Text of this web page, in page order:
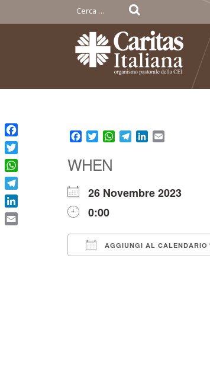
Skip
to
content
Ricerca
per:
Facebook
TwitterWhatsApp
TelegramLinkedIn
WHEN
26 Novembre 2023
0:00
AGGIUNGI AL CALENDARIO
Facebook
Twitter
WhatsApp
Telegram
LinkedIn